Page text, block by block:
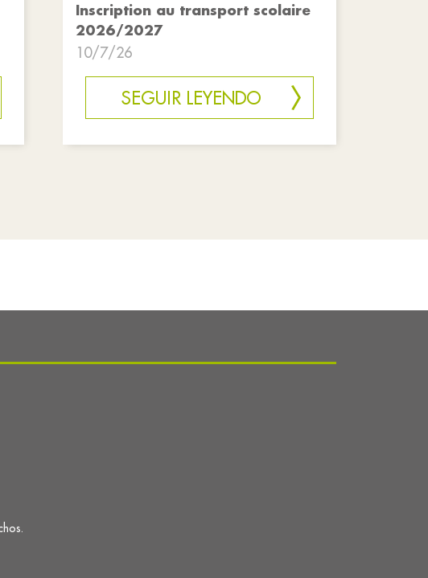
Inscription au transport scolaire
2026/2027
10/7/26
SEGUIR LEYENDO